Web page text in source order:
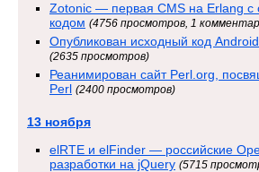
Zotonic — первая CMS на Erlang с
кодом (4756 просмотров, 1
Опубликован исходный код
(2635 просмотров)
Реанимирован сайт Perl.org,
Perl (2400 просмотров)
13 ноября
elRTE и elFinder — российские
разработки на jQuery (5715